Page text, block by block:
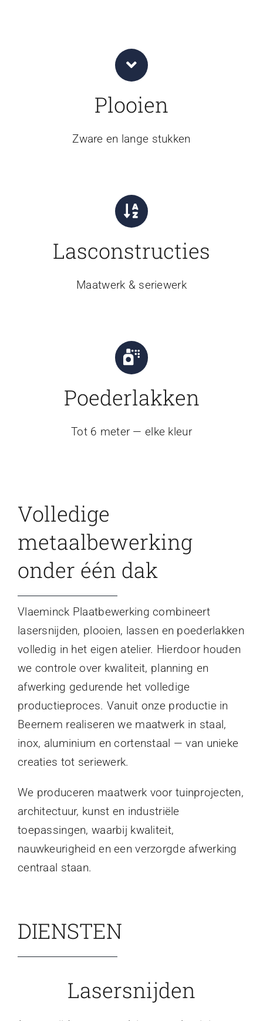
Plooien
Zware en lange stukken
Lasconstructies
Maatwerk & seriewerk
Poederlakken
Tot 6 meter — elke kleur
Volledige
metaalbewerking
onder één dak
Vlaeminck Plaatbewerking combineert
lasersnijden, plooien, lassen en poederlakken
volledig in het eigen atelier. Hierdoor houden
we controle over kwaliteit, planning en
afwerking gedurende het volledige
productieproces. Vanuit onze productie in
Beernem realiseren we maatwerk in staal,
inox, aluminium en cortenstaal — van unieke
creaties tot seriewerk.
We produceren maatwerk voor tuinprojecten,
architectuur, kunst en industriële
toepassingen, waarbij kwaliteit,
nauwkeurigheid en een verzorgde afwerking
centraal staan.
DIENSTEN
Lasersnijden